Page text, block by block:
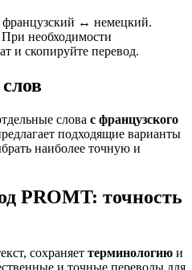
французский ↔ немецкий.
необходимости
и скопируйте перевод.
слова с французского
подходящие варианты
наиболее точную и
PROMT: точность
сохраняет терминологию и
и точные переводы для